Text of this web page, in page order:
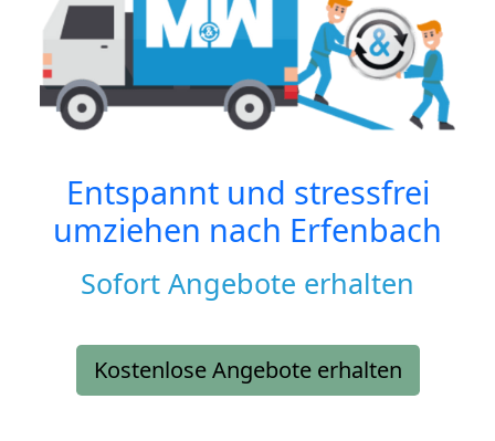
Entspannt und stressfrei
umziehen nach Erfenbach
Sofort Angebote erhalten
Kostenlose Angebote erhalten